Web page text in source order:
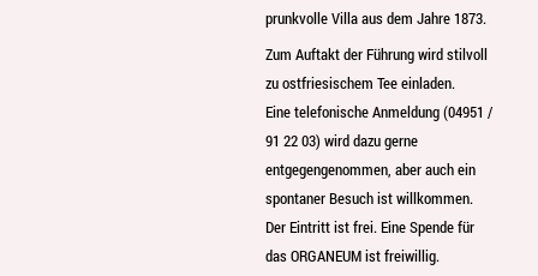
prunkvolle Villa aus dem Jahre 1873.
Zum Auftakt der Führung wird stilvoll
zu ostfriesischem Tee einladen.
Eine telefonische Anmeldung (04951 /
91 22 03) wird dazu gerne
entgegengenommen, aber auch ein
spontaner Besuch ist willkommen.
Der Eintritt ist frei. Eine Spende für
das ORGANEUM ist freiwillig.